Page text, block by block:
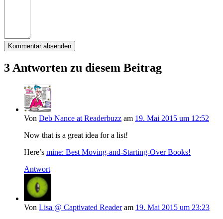
3 Antworten zu diesem Beitrag
Von Deb Nance at Readerbuzz am 19. Mai 2015 um 12:52
Now that is a great idea for a list!
Here’s mine: Best Moving-and-Starting-Over Books!
Antwort
Von Lisa @ Captivated Readeram 19. Mai 2015 um 23:23